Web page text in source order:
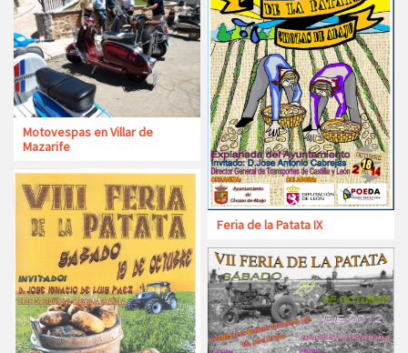
Feria de la Patata IX
Motovespas en Villar de
Mazarife